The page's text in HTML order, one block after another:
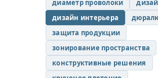
диаметр проволоки
дизайн интерьера
защита продукции
зонирование пространства
конструктивные решения